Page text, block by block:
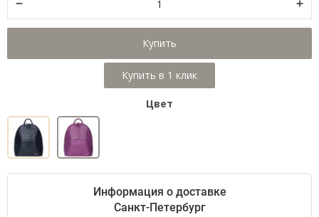
Купить
Цвет
Информация о доставке
Санкт-Петербург